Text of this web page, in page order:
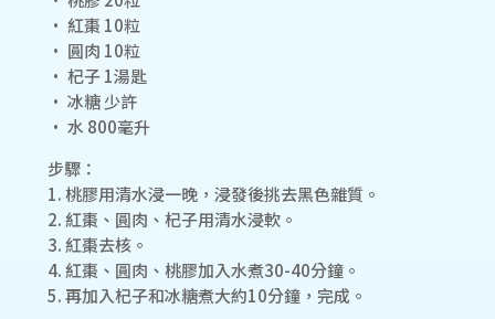
• 紅棗 10粒
• 圓肉 10粒
• 杞子 1湯匙
• 冰糖 少許
• 水 800毫升
步驟：
1. 桃膠用清水浸一晚，浸發後挑去黑色雜質。
2. 紅棗、圓肉、杞子用清水浸軟。
3. 紅棗去核。
4. 紅棗、圓肉、桃膠加入水煮30-40分鐘。
5. 再加入杞子和冰糖煮大約10分鐘，完成。